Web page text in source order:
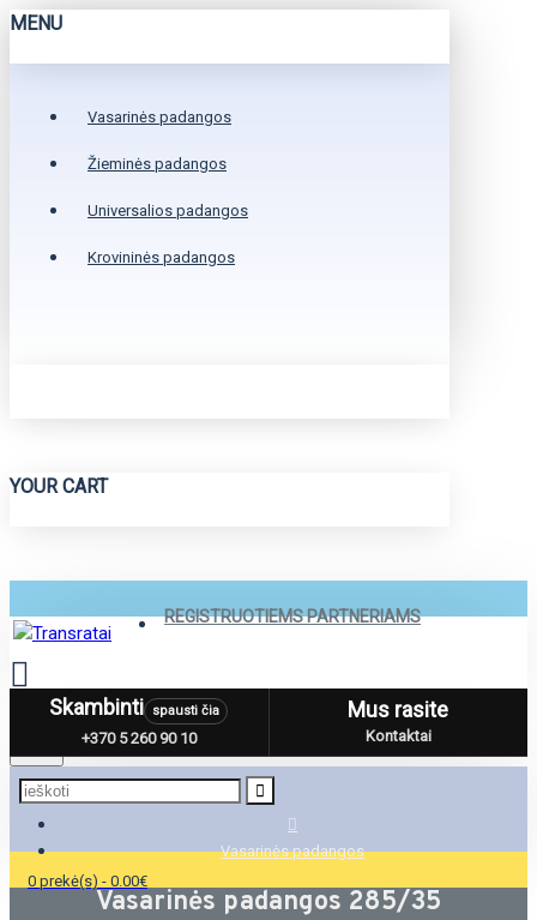
MENU
Vasarinės padangos
Žieminės padangos
Universalios padangos
Krovininės padangos
YOUR CART
REGISTRUOTIEMS PARTNERIAMS
Menu
0 prekė(s) - 0.00€
Skambinti spausti čia
+370 5 260 90 10
Mus rasite
Kontaktai
Vasarinės padangos
Vasarinės padangos 285/35